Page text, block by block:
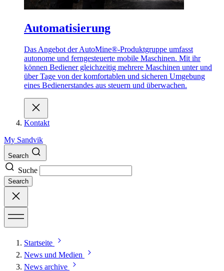
Automatisierung
Das Angebot der AutoMine®-Produktgruppe umfasst
autonome und ferngesteuerte mobile Maschinen. Mit ihr
können Bediener gleichzeitig mehrere Maschinen unter und
über Tage von der komfortablen und sicheren Umgebung
eines Bedienerstandes aus steuern und überwachen.
Kontakt
My Sandvik
Search
Suche
Search
Startseite
News und Medien
News archive